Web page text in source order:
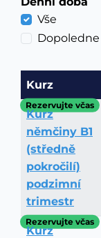
Vše
Dopoledne
Kurz
Rezervujte včas
Kurz
němčiny B1
(středně
pokročilí)
podzimní
trimestr
Rezervujte včas
Kurz